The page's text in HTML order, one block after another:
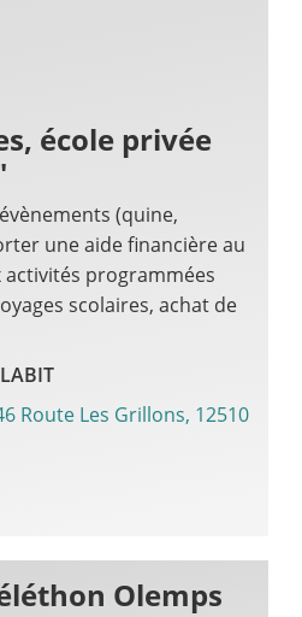
école privée
(quine,
une aide financière au
activités programmées
scolaires, achat de
LABIT
Route Les Grillons, 12510
Olemps